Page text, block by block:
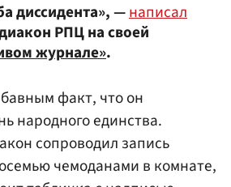
диссидента», —написал
РПЦ на своей
журнале».
факт, что он
народного единства.
сопроводил запись
чемоданами в комнате,